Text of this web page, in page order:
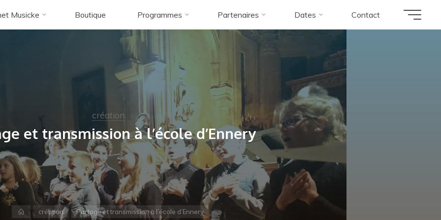
Musicke Boutique Programmes Partenaires Dates Contact
création
et transmission à l’école d’Ennery
Accueilcréation Partage et transmission à l’école d’Ennery